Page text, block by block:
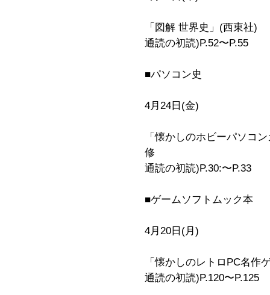
「図解 世界史」(西東社)
通読の初読)P.52〜P.55
■パソコン史
4月24日(金)
「懐かしのホビーパソコ
修
通読の初読)P.30:〜P.33
■ゲームソフトムック本
4月20日(月)
「懐かしのレトロPC名作
通読の初読)P.120〜P.125